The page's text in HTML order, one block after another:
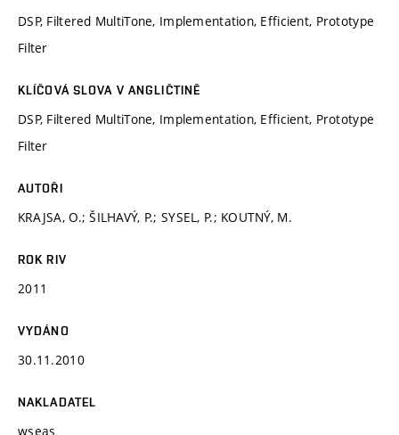
DSP, Filtered MultiTone, Implementation, Efficient, Prototype
Filter
KLÍČOVÁ SLOVA V ANGLIČTINĚ
DSP, Filtered MultiTone, Implementation, Efficient, Prototype
Filter
AUTOŘI
KRAJSA, O.; ŠILHAVÝ, P.; SYSEL, P.; KOUTNÝ, M.
ROK RIV
2011
VYDÁNO
30.11.2010
NAKLADATEL
wseas